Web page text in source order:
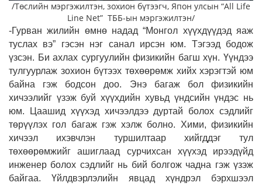
/Төслийн мэргэжилтэн, зохион бүтээгч, Япон улсын “All Life
Line Net” ТББ-ын мэргэжилтэн/
-Гурван жилийн өмнө надад “Монгол хүүхдүүдэд яаж
туслах вэ” гэсэн нэг санал ирсэн юм. Тэгээд бодож
үзсэн. Би ахлах сургуулийн физикийн багш хүн. Үүндээ
тулгуурлаж зохион бүтээх төхөөрөмж хийх хэрэгтэй юм
байна гэж бодсон доо. Энэ багаж бол физикийн
хичээлийг үзэж буй хүүхдийн хувьд үндсийн үндэс нь
юм. Цаашид хүүхэд хичээлдээ дуртай болох сэдлийг
төрүүлэх гол багаж гэж хэлж болно. Хими, физикийн
хичээл ихэвчлэн туршилтаар хийгддэг тул
төхөөрөмжийг ашиглаад сурчихсан хүүхэд ирээдүйд
инженер болох сэдлийг нь бий болгож чадна гэж үзэж
байгаа. Үйлдвэрлэлийн явцад хүндрэл бэрхшээл